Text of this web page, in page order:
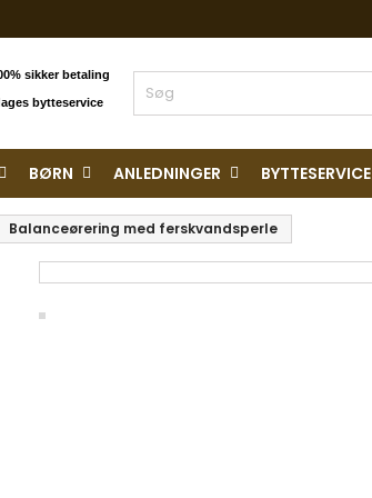
sikker betaling
bytteservice
BØRN ANLEDNINGER BYTTESERVICE
Balanceørering med ferskvandsperle